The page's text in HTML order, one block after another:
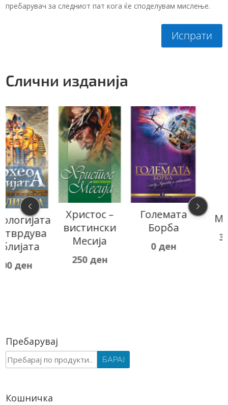
пребарувач за следниот пат кога ќе споделувам мислење.
Испрати
Слични изданија
Христос –
вистински
Месија
Големата
Борба
0
Молитва
Пребарувај
Барај
за:
БАРАЈ
Кошничка